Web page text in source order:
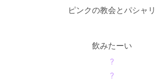
ピンクの教会とパシャリ
飲みたーい
?
?